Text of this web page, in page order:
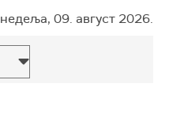
недеља, 09. август 2026.